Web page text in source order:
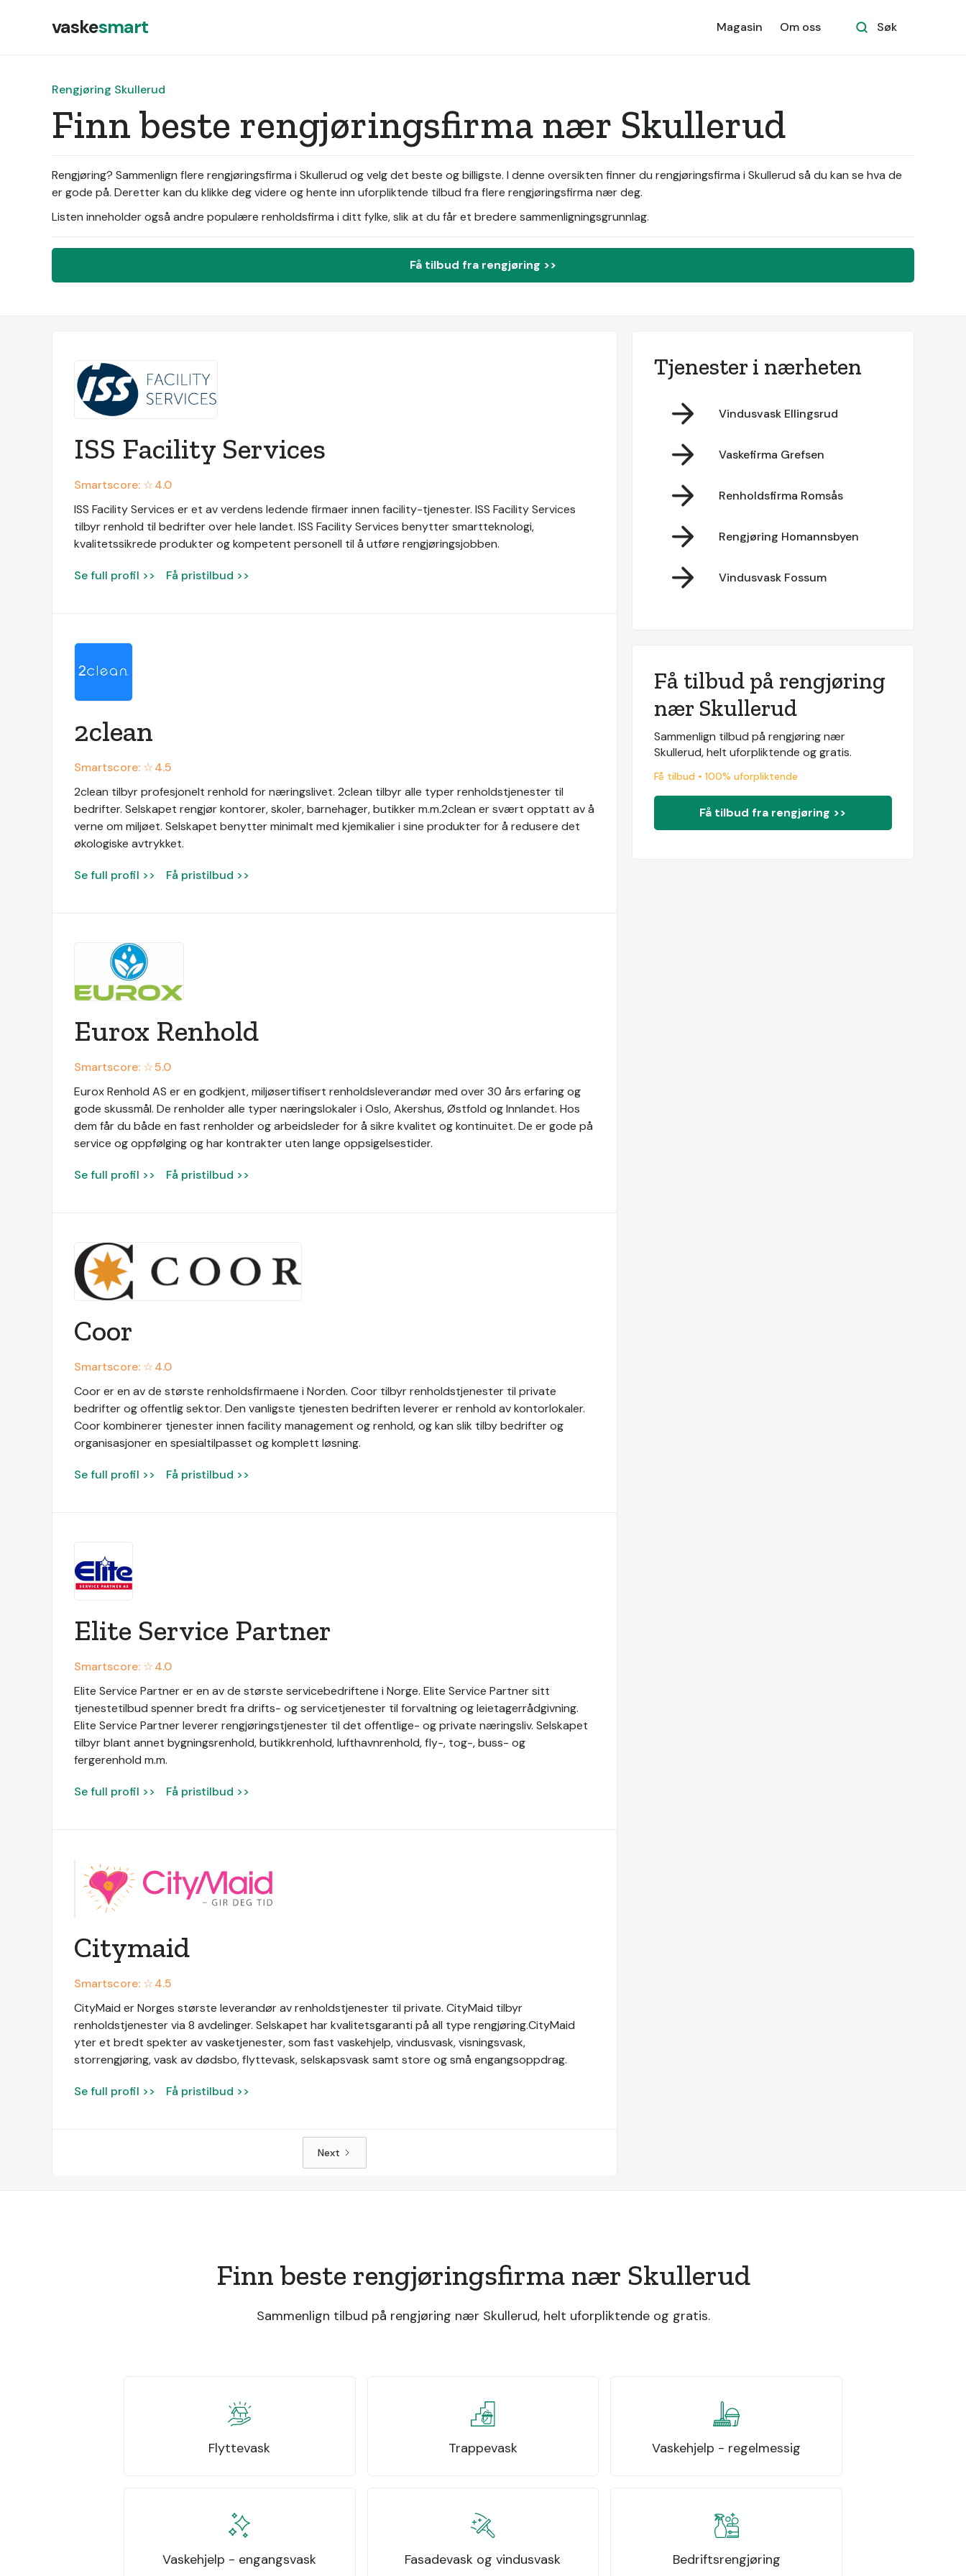
vaskesmart Magasin Om oss Søk
Rengjøring Skullerud
Finn beste rengjøringsfirma nær Skullerud
Rengjøring? Sammenlign flere rengjøringsfirma i Skullerud og velg det beste og billigste. I denne oversikten finner du rengjøringsfirma i Skullerud så du kan se hva de
er gode på. Deretter kan du klikke deg videre og hente inn uforpliktende tilbud fra flere rengjøringsfirma nær deg.
Listen inneholder også andre populære renholdsfirma i ditt fylke, slik at du får et bredere sammenligningsgrunnlag.
Få tilbud fra rengjøring >>
ISS Facility Services
Smartscore: ☆4.0
ISS Facility Services er et av verdens ledende firmaer innen facility-tjenester. ISS Facility Services
tilbyr renhold til bedrifter over hele landet. ISS Facility Services benytter smartteknologi,
kvalitetssikrede produkter og kompetent personell til å utføre rengjøringsjobben.
Se full profil >> Få pristilbud >>
2clean
Smartscore: ☆4.5
2clean tilbyr profesjonelt renhold for næringslivet. 2clean tilbyr alle typer renholdstjenester til
bedrifter. Selskapet rengjør kontorer, skoler, barnehager, butikker m.m.2clean er svært opptatt av å
verne om miljøet. Selskapet benytter minimalt med kjemikalier i sine produkter for å redusere det
økologiske avtrykket.
Se full profil >> Få pristilbud >>
Eurox Renhold
Smartscore: ☆5.0
Eurox Renhold AS er en godkjent, miljøsertifisert renholdsleverandør med over 30 års erfaring og
gode skussmål. De renholder alle typer næringslokaler i Oslo, Akershus, Østfold og Innlandet. Hos
dem får du både en fast renholder og arbeidsleder for å sikre kvalitet og kontinuitet. De er gode på
service og oppfølging og har kontrakter uten lange oppsigelsestider.
Se full profil >> Få pristilbud >>
Coor
Smartscore: ☆4.0
Coor er en av de største renholdsfirmaene i Norden. Coor tilbyr renholdstjenester til private
bedrifter og offentlig sektor. Den vanligste tjenesten bedriften leverer er renhold av kontorlokaler.
Coor kombinerer tjenester innen facility management og renhold, og kan slik tilby bedrifter og
organisasjoner en spesialtilpasset og komplett løsning.
Se full profil >> Få pristilbud >>
Elite Service Partner
Smartscore: ☆4.0
Elite Service Partner er en av de største servicebedriftene i Norge. Elite Service Partner sitt
tjenestetilbud spenner bredt fra drifts- og servicetjenester til forvaltning og leietagerrådgivning.
Elite Service Partner leverer rengjøringstjenester til det offentlige- og private næringsliv. Selskapet
tilbyr blant annet bygningsrenhold, butikkrenhold, lufthavnrenhold, fly-, tog-, buss- og
fergerenhold m.m.
Se full profil >> Få pristilbud >>
Citymaid
Smartscore: ☆4.5
CityMaid er Norges største leverandør av renholdstjenester til private. CityMaid tilbyr
renholdstjenester via 8 avdelinger. Selskapet har kvalitetsgaranti på all type rengjøring.CityMaid
yter et bredt spekter av vasketjenester, som fast vaskehjelp, vindusvask, visningsvask,
storrengjøring, vask av dødsbo, flyttevask, selskapsvask samt store og små engangsoppdrag.
Se full profil >> Få pristilbud >>
Next
Tjenester i nærheten
Vindusvask Ellingsrud
Vaskefirma Grefsen
Renholdsfirma Romsås
Rengjøring Homannsbyen
Vindusvask Fossum
Få tilbud på rengjøring
nær Skullerud
Sammenlign tilbud på rengjøring nær
Skullerud, helt uforpliktende og gratis.
Få tilbud • 100% uforpliktende
Få tilbud fra rengjøring >>
Finn beste rengjøringsfirma nær Skullerud
Sammenlign tilbud på rengjøring nær Skullerud, helt uforpliktende og gratis.
Flyttevask Trappevask Vaskehjelp - regelmessig
Vaskehjelp - engangsvask Fasadevask og vindusvask Bedriftsrengjøring